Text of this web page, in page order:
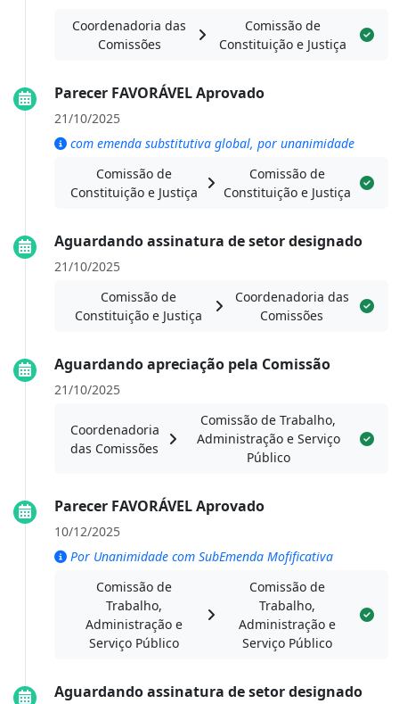
Coordenadoria das
Comissões
Comissão de
Constituição e Justiça
Parecer FAVORÁVEL Aprovado
21/10/2025
com emenda substitutiva global, por unanimidade
Comissão de
Constituição e Justiça
Comissão de
Constituição e Justiça
Aguardando assinatura de setor designado
21/10/2025
Comissão de
Constituição e Justiça
Coordenadoria das
Comissões
Aguardando apreciação pela Comissão
21/10/2025
Coordenadoria
das Comissões
Comissão de Trabalho,
Administração e Serviço
Público
Parecer FAVORÁVEL Aprovado
10/12/2025
Por Unanimidade com SubEmenda Mofificativa
Comissão de
Trabalho,
Administração e
Serviço Público
Comissão de
Trabalho,
Administração e
Serviço Público
Aguardando assinatura de setor designado